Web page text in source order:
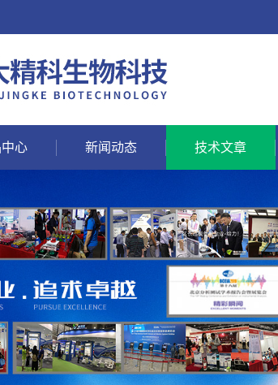
心 新闻动态 技术文章